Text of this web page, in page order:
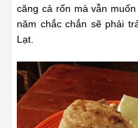
căng cả rốn mà vẫn
năm chắc chắn sẽ phải
Lạt.